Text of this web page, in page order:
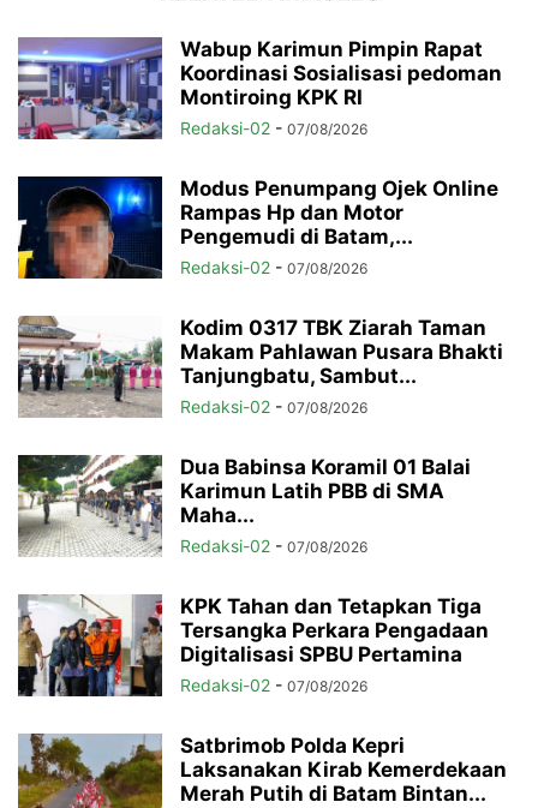
Wabup Karimun Pimpin Rapat
Koordinasi Sosialisasi pedoman
Montiroing KPK RI
Redaksi-02 - 07/08/2026
Modus Penumpang Ojek Online
Rampas Hp dan Motor
Pengemudi di Batam,...
Redaksi-02 - 07/08/2026
Kodim 0317 TBK Ziarah Taman
Makam Pahlawan Pusara Bhakti
Tanjungbatu, Sambut...
Redaksi-02 - 07/08/2026
Dua Babinsa Koramil 01 Balai
Karimun Latih PBB di SMA
Maha...
Redaksi-02 - 07/08/2026
KPK Tahan dan Tetapkan Tiga
Tersangka Perkara Pengadaan
Digitalisasi SPBU Pertamina
Redaksi-02 - 07/08/2026
Satbrimob Polda Kepri
Laksanakan Kirab Kemerdekaan
Merah Putih di Batam Bintan...